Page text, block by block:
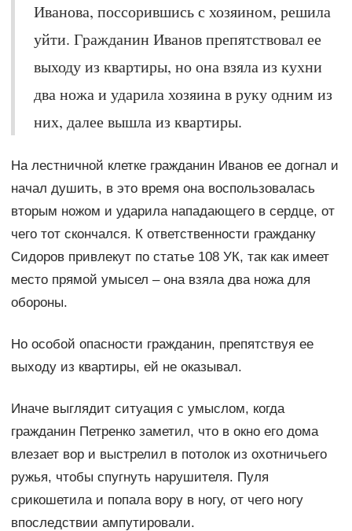
Иванова, поссорившись с хозяином, решила
уйти. Гражданин Иванов препятствовал ее
выходу из квартиры, но она взяла из кухни
два ножа и ударила хозяина в руку одним из
них, далее вышла из квартиры.
На лестничной клетке гражданин Иванов ее догнал и
начал душить, в это время она воспользовалась
вторым ножом и ударила нападающего в сердце, от
чего тот скончался. К ответственности гражданку
Сидоров привлекут по статье 108 УК, так как имеет
место прямой умысел – она взяла два ножа для
обороны.
Но особой опасности гражданин, препятствуя ее
выходу из квартиры, ей не оказывал.
Иначе выглядит ситуация с умыслом, когда
гражданин Петренко заметил, что в окно его дома
влезает вор и выстрелил в потолок из охотничьего
ружья, чтобы спугнуть нарушителя. Пуля
срикошетила и попала вору в ногу, от чего ногу
впоследствии ампутировали.